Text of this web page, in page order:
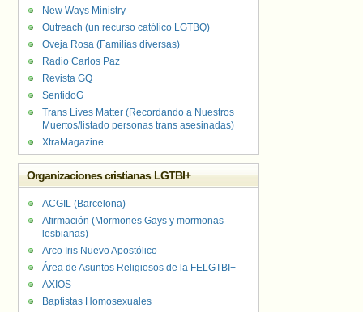
New Ways Ministry
Outreach (un recurso católico LGTBQ)
Oveja Rosa (Familias diversas)
Radio Carlos Paz
Revista GQ
SentidoG
Trans Lives Matter (Recordando a Nuestros
Muertos/listado personas trans asesinadas)
XtraMagazine
Organizaciones cristianas LGTBI+
ACGIL (Barcelona)
Afirmación (Mormones Gays y mormonas
lesbianas)
Arco Iris Nuevo Apostólico
Área de Asuntos Religiosos de la FELGTBI+
AXIOS
Baptistas Homosexuales